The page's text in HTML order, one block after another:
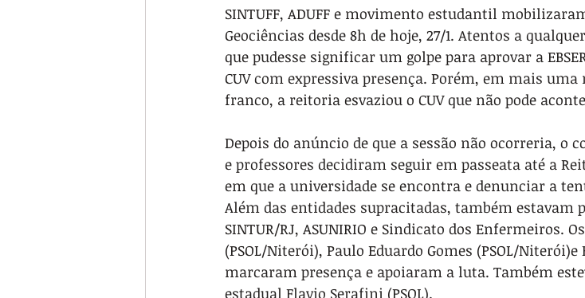
SINTUFF, ADUFF e movimento estudantil
Geociências desde 8h de hoje, 27/1. Atentos a
que pudesse significar um golpe para aprovar a
CUV com expressiva presença. Porém, em mais
franco, a reitoria esvaziou o CUV que não pode
Depois do anúncio de que a sessão não ocorreria, o
e professores decidiram seguir em passeata até a
em que a universidade se encontra e denunciar a
Além das entidades supracitadas, também estavam
SINTUR/RJ, ASUNIRIO e Sindicato dos Enfermeiros.
(PSOL/Niterói), Paulo Eduardo Gomes (PSOL/
marcaram presença e apoiaram a luta. Também
estadual Flavio Serafini (PSOL).